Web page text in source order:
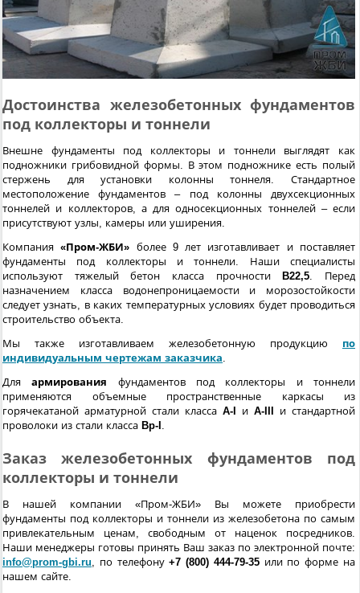
Достоинства железобетонных фундаментов
под коллекторы и тоннели
Внешне фундаменты под коллекторы и тоннели выглядят как
подножники грибовидной формы. В этом подножнике есть полый
стержень для установки колонны тоннеля. Стандартное
местоположение фундаментов – под колонны двухсекционных
тоннелей и коллекторов, а для односекционных тоннелей – если
присутствуют узлы, камеры или уширения.
Компания«Пром-ЖБИ» более 9 лет изготавливает и поставляет
фундаменты под коллекторы и тоннели. Наши специалисты
используют тяжелый бетон класса прочности
B22,5. Перед
назначением класса водонепроницаемости и морозостойкости
следует узнать, в каких температурных условиях будет проводиться
строительство объекта.
Мы также изготавливаем железобетонную продукцию по
индивидуальным чертежам заказчика.
Дляармирования фундаментов под коллекторы и тоннели
применяются объемные пространственные каркасы из
горячекатаной арматурной стали класса A-I и A-III
и стандартной
проволоки из стали класса Bp-I .
Заказ железобетонных фундаментов под
коллекторы и тоннели
В нашей компании «Пром-ЖБИ» Вы можете приобрести
фундаменты под коллекторы и тоннели из железобетона по самым
привлекательным ценам, свободным от наценок посредников.
Наши менеджеры готовы принять Ваш заказ по электронной почте:
info@prom-gbi.ru, по телефону+7 (800) 444-79-35или по форме на
нашем сайте.